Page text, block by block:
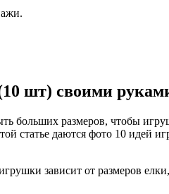
шт) своими
больших размеров, чтобы
статье даются фото 10 идей
зависит от размеров